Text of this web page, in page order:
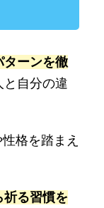
ターンを徹
と自分の違
格を踏まえ
祈る習慣を